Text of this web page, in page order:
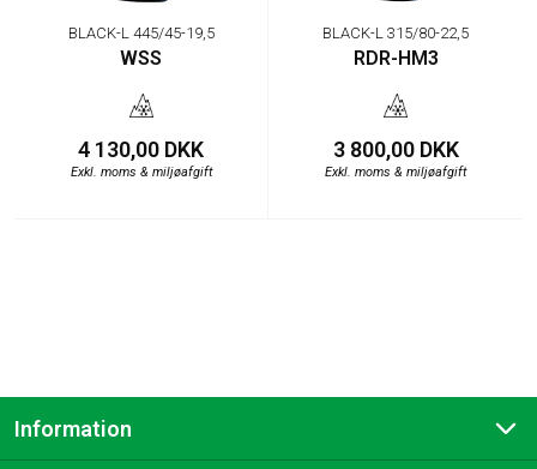
BLACK-L 445/45-19,5
WSS
4 130,00 DKK
Exkl. moms & miljøafgift
BLACK-L 315/80-22,5
RDR-HM3
3 800,00 DKK
Exkl. moms & miljøafgift
Information